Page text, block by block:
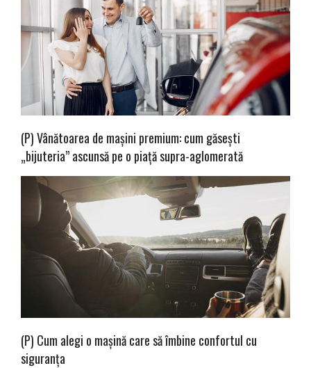
(P) Vânătoarea de mașini premium: cum găsești
„bijuteria” ascunsă pe o piață supra-aglomerată
(P) Cum alegi o mașină care să îmbine confortul cu
siguranța